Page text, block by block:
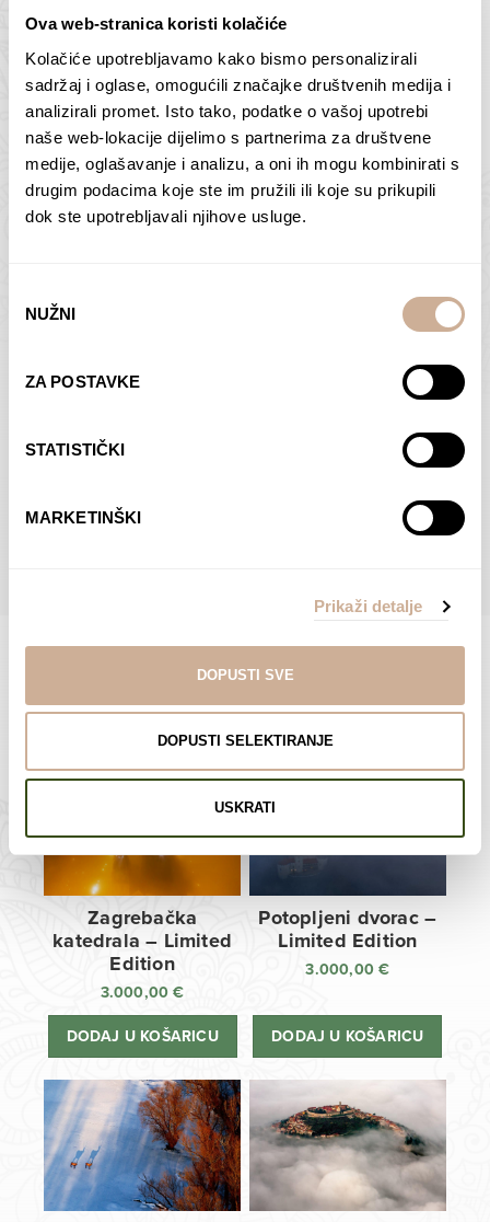
Ova web-stranica koristi kolačiće
Kolačiće upotrebljavamo kako bismo personalizirali
sadržaj i oglase, omogućili značajke društvenih medija i
analizirali promet. Isto tako, podatke o vašoj upotrebi
naše web-lokacije dijelimo s partnerima za društvene
medije, oglašavanje i analizu, a oni ih mogu kombinirati s
drugim podacima koje ste im pružili ili koje su prikupili
dok ste upotrebljavali njihove usluge.
pristanka
NUŽNI
ZA POSTAVKE
STATISTIČKI
MARKETINŠKI
Prikaži detalje
DOPUSTI SVE
DOPUSTI SELEKTIRANJE
USKRATI
Butan – ljudi 2
75,00€ – 138,00€Raspon
cijena:
od
75,00 €
138,00 €
ODABERI OPCIJE
Antarktika – krajolik
2
75,00€ – 138,00€Raspon
cijena:
od
ODABERI OPCIJE
Dolac
ODABERI OPCIJE
Moreškanti – sjena
€Raspon
od
75,00 €
do
138,00 €
ODABERI OPCIJE
POGLEDAJTE SVE PROIZVODE U OVOJ KATEGORIJI
Limited Edition Fotografije
Zagrebačka
katedrala – Limited
Edition
3.000,00€
DODAJ U KOŠARICU
Potopljeni dvorac –
Limited Edition
3.000,00€
DODAJ U KOŠARICU